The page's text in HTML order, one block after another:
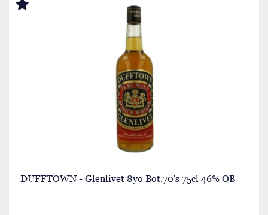
DUFFTOWN - Glenlivet 8yo Bot.70's 75cl 46% OB